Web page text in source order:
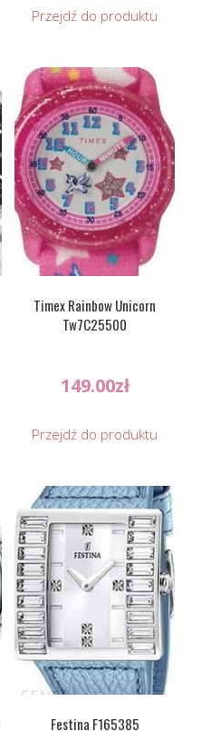
Przejdź do produktu
Timex Rainbow Unicorn
Tw7C25500
149.00zł
Przejdź do produktu
Festina F165385